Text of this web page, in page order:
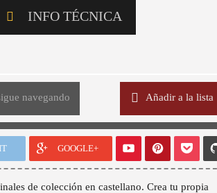
INFO TÉCNICA
navegando Añadir a la lista
GOOGLE+
de colección en castellano. Crea tu propia